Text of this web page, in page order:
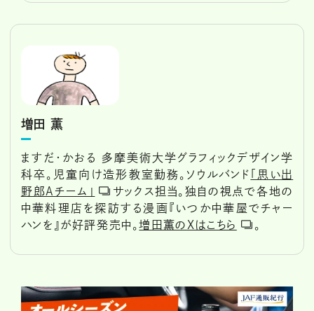
増田 薫
ますだ・かおる 多摩美術大学グラフィックデザイン学
科卒。児童向け造形教室勤務。ソウルバンド
「思い出
野郎Aチーム」
サックス担当。独自の視点で各地の
中華料理店を探訪する漫画『いつか中華屋でチャー
ハンを』が好評発売中。増田薫のXはこちら 。